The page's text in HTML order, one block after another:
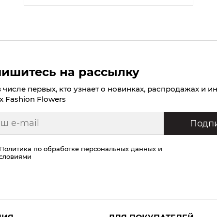
на рассылку
числе первых, кто узнает о новинках, распродажах и
Fashion Flowers
по обработке персональных данных и